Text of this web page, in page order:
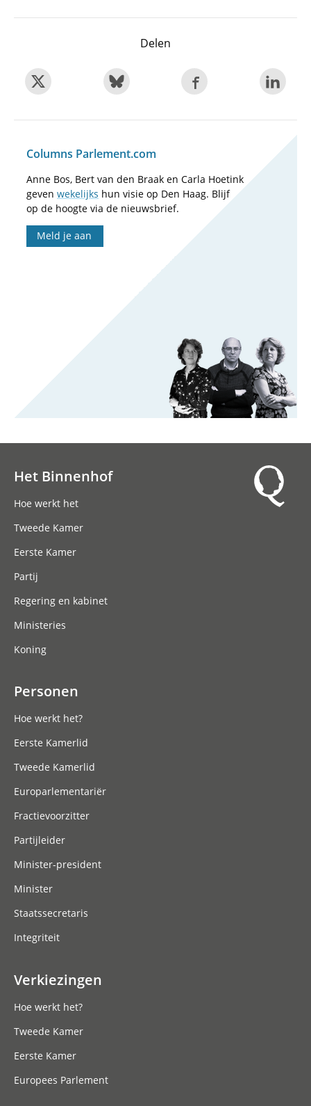
Delen
Columns Parlement.com
Anne Bos, Bert van den Braak en Carla Hoetink
geven wekelijks hun visie op Den Haag. Blijf
op de hoogte via de nieuwsbrief.
Meld je aan
Het Binnenhof
Hoe werkt het
Tweede Kamer
Eerste Kamer
Partij
Regering en kabinet
Ministeries
Koning
Personen
Hoe werkt het?
Eerste Kamerlid
Tweede Kamerlid
Europarlementariër
Fractievoorzitter
Partijleider
Minister-president
Minister
Staatssecretaris
Integriteit
Verkiezingen
Hoe werkt het?
Tweede Kamer
Eerste Kamer
Europees Parlement